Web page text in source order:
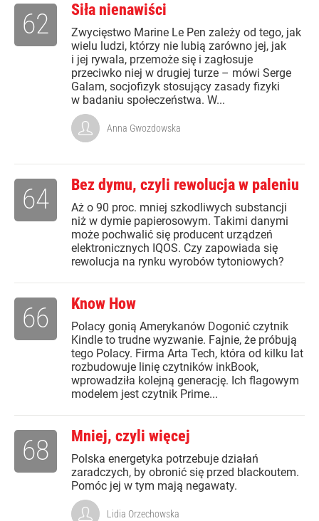
Siła nienawiści
Zwycięstwo Marine Le Pen zależy od tego, jak
wielu ludzi, którzy nie lubią zarówno jej, jak
i jej rywala, przemoże się i zagłosuje
przeciwko niej w drugiej turze – mówi Serge
Galam, socjofizyk stosujący zasady fizyki
w badaniu społeczeństwa. W...
62
Anna Gwozdowska
Bez dymu, czyli rewolucja w paleniu
Aż o 90 proc. mniej szkodliwych substancji
niż w dymie papierosowym. Takimi danymi
może pochwalić się producent urządzeń
elektronicznych IQOS. Czy zapowiada się
rewolucja na rynku wyrobów tytoniowych?
64
Know How
Polacy gonią Amerykanów Dogonić czytnik
Kindle to trudne wyzwanie. Fajnie, że próbują
tego Polacy. Firma Arta Tech, która od kilku lat
rozbudowuje linię czytników inkBook,
wprowadziła kolejną generację. Ich flagowym
modelem jest czytnik Prime...
66
Mniej, czyli więcej
Polska energetyka potrzebuje działań
zaradczych, by obronić się przed blackoutem.
Pomóc jej w tym mają negawaty.
68
Lidia Orzechowska